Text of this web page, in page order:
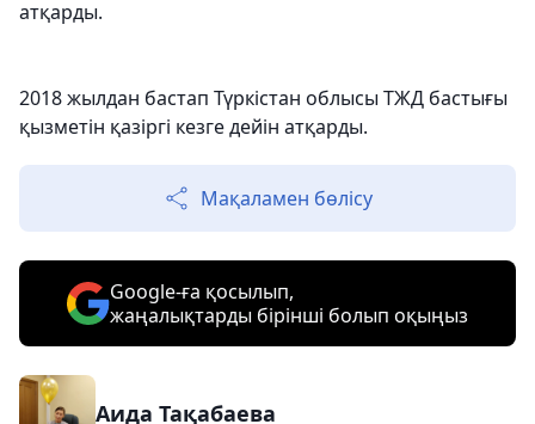
атқарды.
2018 жылдан бастап Түркістан облысы ТЖД бастығы
қызметін қазіргі кезге дейін атқарды.
Мақаламен бөлісу
Google-ға қосылып,
жаңалықтарды бірінші болып оқыңыз
Аида Тақабаева